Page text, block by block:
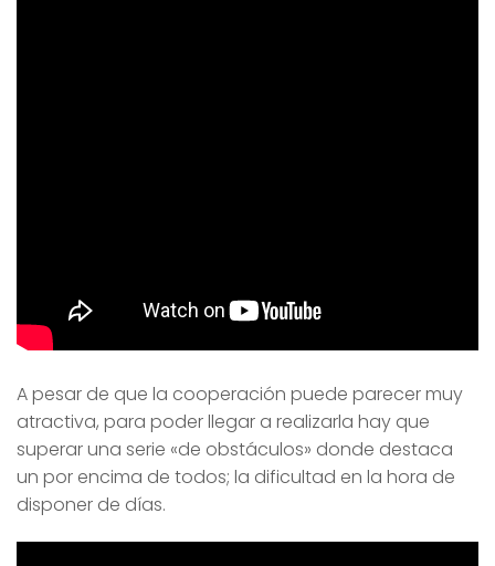
A pesar de que la cooperación puede parecer muy
atractiva, para poder llegar a realizarla hay que
superar una serie «de obstáculos» donde destaca
un por encima de todos; la dificultad en la hora de
disponer de días.